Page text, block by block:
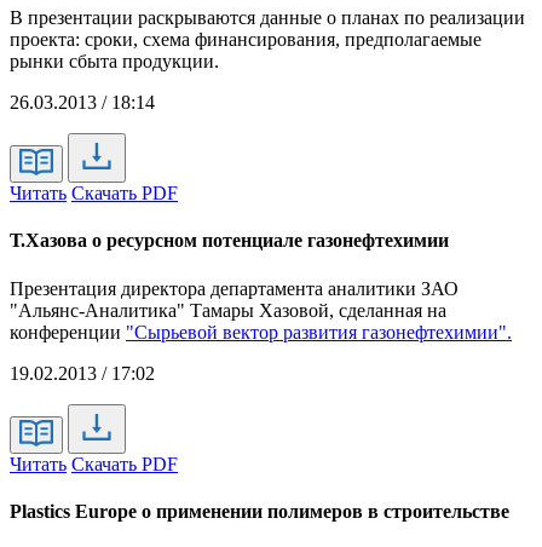
В презентации раскрываются данные о планах по реализации
проекта: сроки, схема финансирования, предполагаемые
рынки сбыта продукции.
26.03.2013 / 18:14
Читать Скачать PDF
Т.Хазова о ресурсном потенциале газонефтехимии
Презентация директора департамента аналитики ЗАО
"Альянс-Аналитика" Тамары Хазовой, сделанная на
конференции "Сырьевой вектор развития газонефтехимии".
19.02.2013 / 17:02
Читать Скачать PDF
Plastics Europe о применении полимеров в строительстве